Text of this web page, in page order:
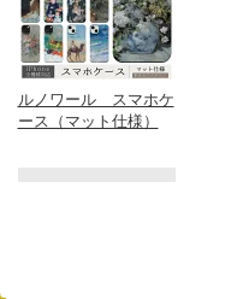
ルノワール スマホケ
ース（マット仕様）